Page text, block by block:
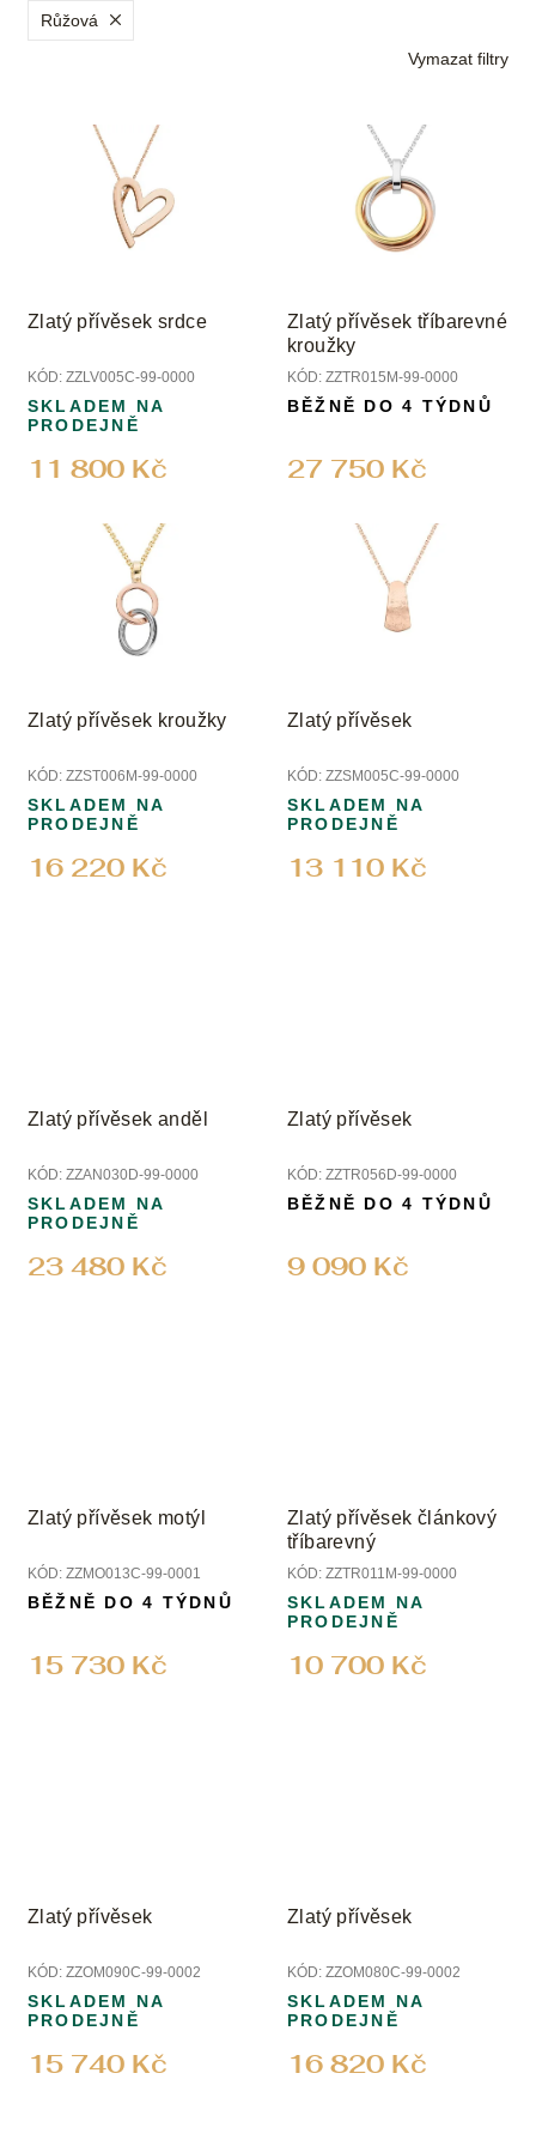
p
r
Růžová
Vymazat filtry
o
u
k
ů
Zlatý přívěsek srdce
KÓD: ZZLV005C-99-0000
11 800 Kč
SKLADEM NA
PRODEJNĚ
Zlatý přívěsek tříbarevné
kroužky
KÓD: ZZTR015M-99-0000
27 750 Kč
BĚŽNĚ DO 4 TÝDNŮ
Zlatý přívěsek kroužky
KÓD: ZZST006M-99-0000
16 220 Kč
SKLADEM NA
PRODEJNĚ
Zlatý přívěsek
KÓD: ZZSM005C-99-0000
13 110 Kč
SKLADEM NA
PRODEJNĚ
Zlatý přívěsek anděl
KÓD: ZZAN030D-99-0000
23 480 Kč
SKLADEM NA
PRODEJNĚ
Zlatý přívěsek
KÓD: ZZTR056D-99-0000
9 090 Kč
BĚŽNĚ DO 4 TÝDNŮ
Zlatý přívěsek motýl
KÓD: ZZMO013C-99-0001
15 730 Kč
BĚŽNĚ DO 4 TÝDNŮ
Zlatý přívěsek článkový
tříbarevný
KÓD: ZZTR011M-99-0000
10 700 Kč
SKLADEM NA
PRODEJNĚ
Zlatý přívěsek
KÓD: ZZOM090C-99-0002
15 740 Kč
SKLADEM NA
PRODEJNĚ
Zlatý přívěsek
KÓD: ZZOM080C-99-0002
16 820 Kč
SKLADEM NA
PRODEJNĚ